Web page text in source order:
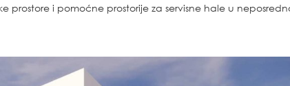
prostore i pomoćne prostorije za servisne hale u